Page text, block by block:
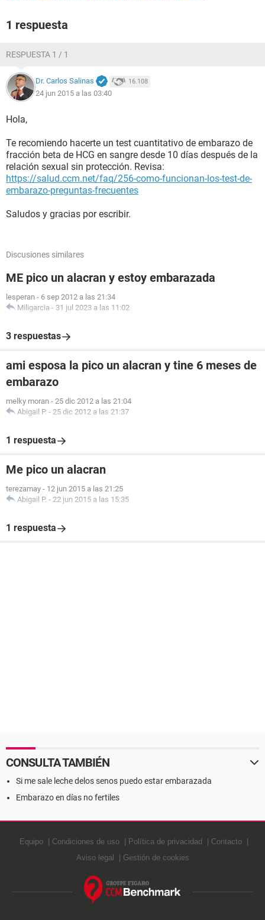
1 respuesta
RESPUESTA 1 / 1
Dr. Carlos Salinas 16.108
24 jun 2015 a las 03:40
Hola,
Te recomiendo hacerte un test cuantitativo de embarazo de
fracción beta de HCG en sangre desde 10 días después de la
relación sexual sin protección. Revisa:
https://salud.ccm.net/faq/256-como-funcionan-los-test-de-
embarazo-preguntas-frecuentes
Saludos y gracias por escribir.
Discusiones similares
ME pico un alacran y estoy embarazada
lesperan - 6 sep 2012 a las 21:34
Miligarcia - 31 jul 2023 a las 11:02
3 respuestas
ami esposa la pico un alacran y tine 6 meses de
embarazo
melky moran - 25 dic 2012 a las 21:04
Abigail P. - 25 dic 2012 a las 21:37
1 respuesta
Me pico un alacran
terezamay - 12 jun 2015 a las 21:25
Abigail P. - 22 jun 2015 a las 15:35
1 respuesta
CONSULTA TAMBIÉN
Si me sale leche delos senos puedo estar embarazada
Embarazo en días no fertiles
Equipo Condiciones de uso Política de privacidad
Contacto
Aviso legal
Gestión de cookies